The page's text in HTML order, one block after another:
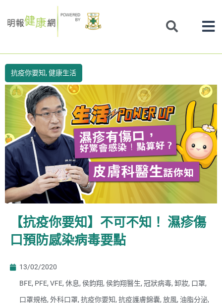
to
抗疫你要知,健康生活
【抗疫你要知】不可不知！ 濕疹傷
口預防感染病毒要點
13/02/2020
BFE, PFE, VFE, 休息, 侯鈞翔, 侯鈞翔醫生, 冠狀病毒, 卸妝, 口罩,
口罩規格, 外科口罩, 抗疫你要知, 抗疫護膚錦囊, 放風, 油脂分泌,